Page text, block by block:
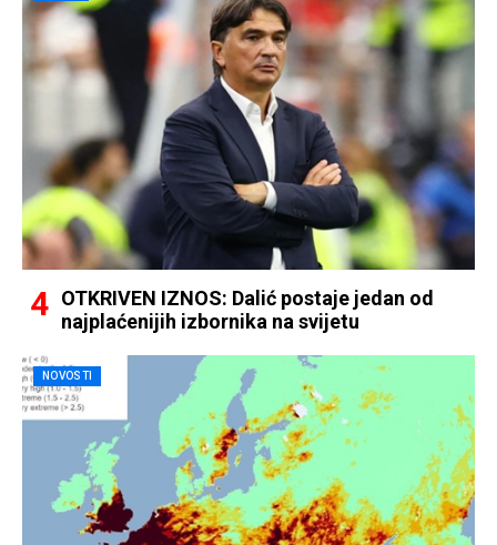
OTKRIVEN IZNOS: Dalić postaje jedan od
najplaćenijih izbornika na svijetu
NOVOSTI